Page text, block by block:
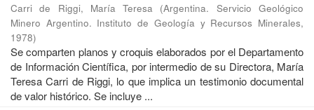
Carri de Riggi, María Teresa (Argentina. Servicio Geológico
Minero Argentino. Instituto de Geología y Recursos Minerales,
1978)
Se comparten planos y croquis elaborados por el Departamento
de Información Científica, por intermedio de su Directora, María
Teresa Carri de Riggi, lo que implica un testimonio documental
de valor histórico. Se incluye ...